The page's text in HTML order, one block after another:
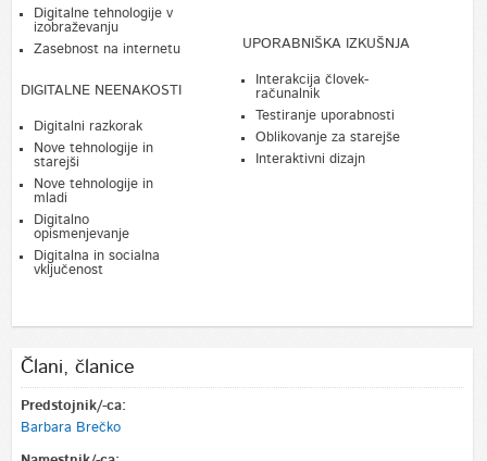
Digitalne tehnologije v
izobraževanju
Zasebnost na internetu
DIGITALNE NEENAKOSTI
Digitalni razkorak
Nove tehnologije in
starejši
Nove tehnologije in
mladi
Digitalno
opismenjevanje
Digitalna in socialna
vključenost
UPORABNIŠKA IZKUŠNJA
Interakcija človek-
računalnik
Testiranje uporabnosti
Oblikovanje za starejše
Interaktivni dizajn
Člani, članice
Predstojnik/-ca:
Barbara Brečko